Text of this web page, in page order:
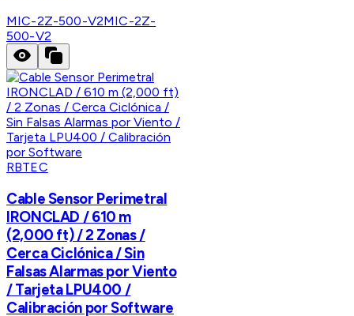
MIC-2Z-500-V2MIC-2Z-
500-V2
RBTEC
Cable Sensor Perimetral
IRONCLAD / 610 m
(2,000 ft) / 2 Zonas /
Cerca Ciclónica / Sin
Falsas Alarmas por Viento
/ Tarjeta LPU400 /
Calibración por Software